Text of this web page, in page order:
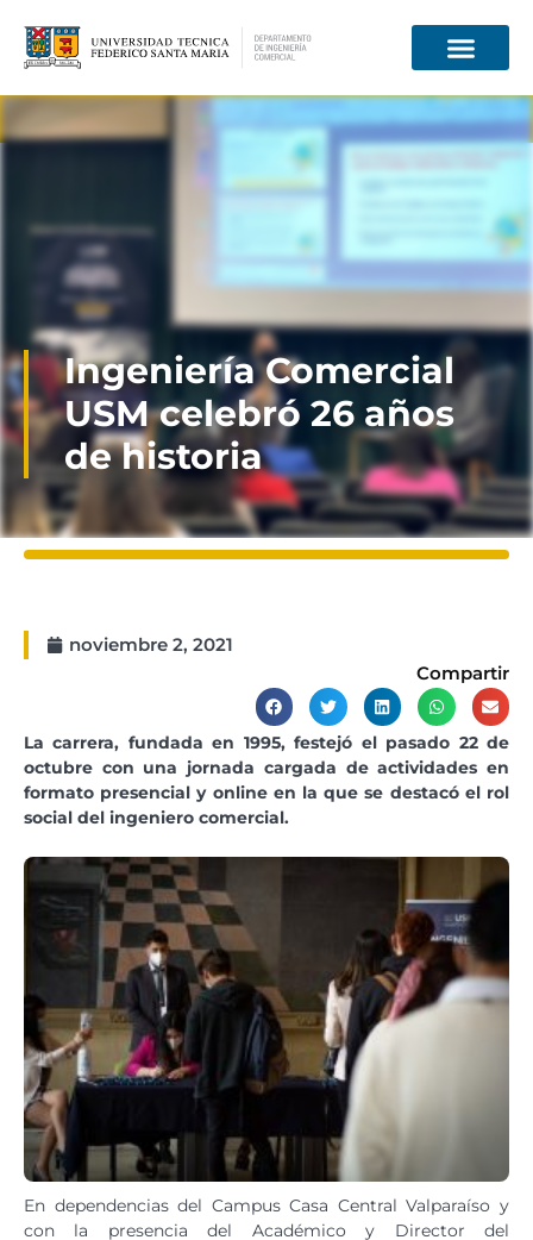
Ingeniería Comercial
USM celebró 26 años
de historia
noviembre 2, 2021
Compartir
La carrera, fundada en 1995, festejó el pasado 22 de
octubre con una jornada cargada de actividades en
formato presencial y online en la que se destacó el rol
social del ingeniero comercial.
En dependencias del Campus Casa Central Valparaíso y
con la presencia del Académico y Director del